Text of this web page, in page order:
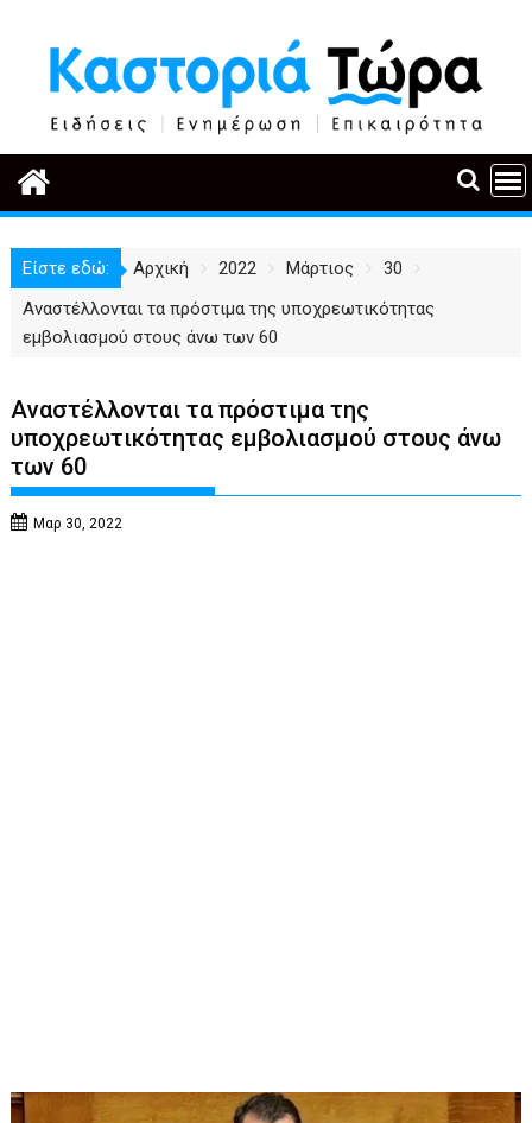
περιεχόμενο
Είστε εδώ: Αρχική 2022 Μάρτιος
30
Αναστέλλονται τα πρόστιμα της υποχρεωτικότητας
εμβολιασμού στους άνω των 60
Αναστέλλονται τα πρόστιμα της
υποχρεωτικότητας εμβολιασμού στους άνω
των 60
Μαρ 30, 2022